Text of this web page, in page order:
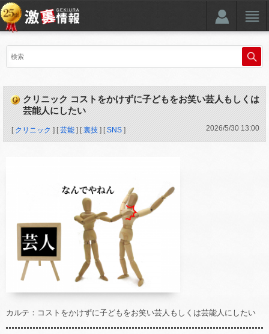
クリニック コストをかけずに子どもをお笑い芸人もしくは
芸能人にしたい
[ クリニック ] [芸能 ] [裏技 ] [SNS ] 2026/5/30 13:00
カルテ：コストをかけずに子どもをお笑い芸人もしくは芸能人にしたい